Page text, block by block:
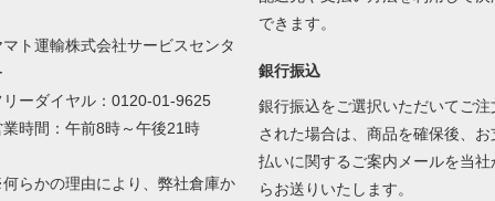
マト運輸株式会社サービスセンタ
リーダイヤル：0120-01-9625
業時間：午前8時～午後21時
らかの理由により、弊社倉庫か
できます。
銀行振込
銀行振込をご選択いただいてご注
された場合は、商品を確保後、お
払いに関するご案内メールを当社
らお送りいたします。